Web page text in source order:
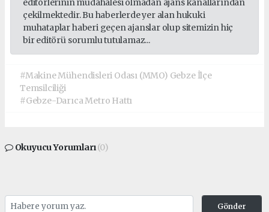
editörlerinin müdahalesi olmadan ajans kanallarından
çekilmektedir. Bu haberlerde yer alan hukuki
muhataplar haberi geçen ajanslar olup sitemizin hiç
bir editörü sorumlu tutulamaz...
#Makine Mühendisleri Odası (MMO) Gebze İlçe
Temsilciliği
#Gebze-Darıca Metro Hattı
Okuyucu Yorumları(0)
Gönder